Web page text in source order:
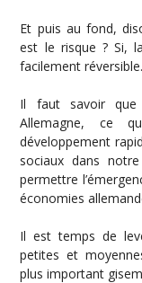
Et puis au fond,
est le risque ? Si,
facilement réversible.
Il faut savoir que
Allemagne, ce
développement
sociaux dans
permettre
économies
Il est temps de
petites et
plus important